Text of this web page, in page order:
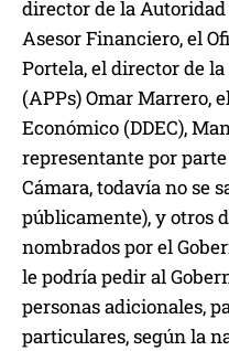
director de la
Asesor Financiero, el
Portela, el director de
(APPs) Omar Marrero,
Económico (DDEC),
representante por
Cámara, todavía no se
públicamente), y otros
nombrados por el
le podría pedir al
personas adicionales,
particulares, según la